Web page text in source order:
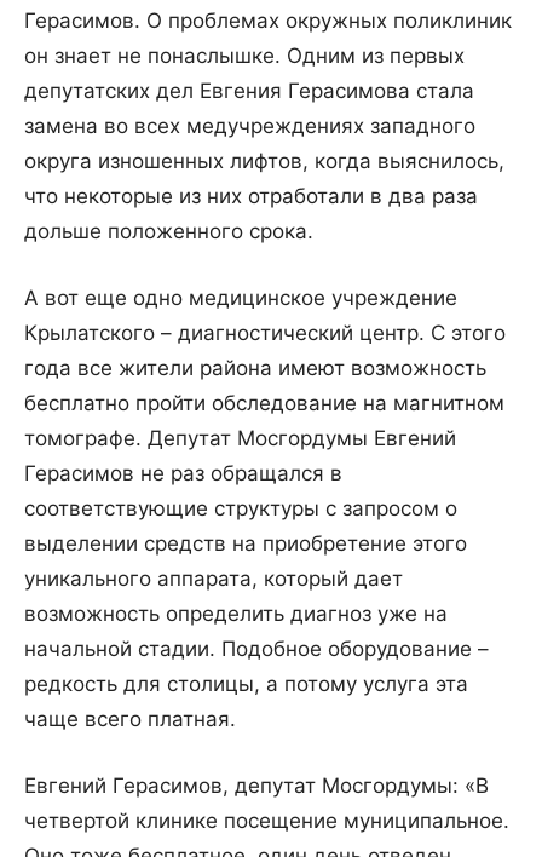
Герасимов. О проблемах окружных поликлиник
он знает не понаслышке. Одним из первых
депутатских дел Евгения Герасимова стала
замена во всех медучреждениях западного
округа изношенных лифтов, когда выяснилось,
что некоторые из них отработали в два раза
дольше положенного срока.
А вот еще одно медицинское учреждение
Крылатского – диагностический центр. С этого
года все жители района имеют возможность
бесплатно пройти обследование на магнитном
томографе. Депутат Мосгордумы Евгений
Герасимов не раз обращался в
соответствующие структуры с запросом о
выделении средств на приобретение этого
уникального аппарата, который дает
возможность определить диагноз уже на
начальной стадии. Подобное оборудование –
редкость для столицы, а потому услуга эта
чаще всего платная.
Евгений Герасимов, депутат Мосгордумы: «В
четвертой клинике посещение муниципальное.